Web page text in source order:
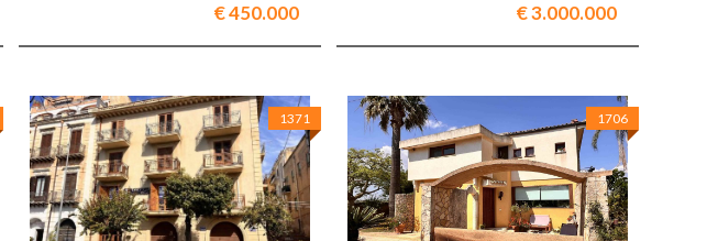
€ 450.000 € 3.000.000
1371 1706